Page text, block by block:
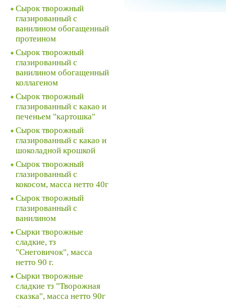
Сырок творожный
глазированный с
ванилином обогащенный
протеином
Сырок творожный
глазированный с
ванилином обогащенный
коллагеном
Сырок творожный
глазированный с какао и
печеньем "картошка"
Сырок творожный
глазированный с какао и
шоколадной крошкой
Сырок творожный
глазированный с
кокосом, масса нетто 40г
Сырок творожный
глазированный с
ванилином
Сырки творожные
сладкие, тз
"Снеговичок", масса
нетто 90 г.
Сырки творожные
сладкие тз "Творожная
сказка", масса нетто 90г